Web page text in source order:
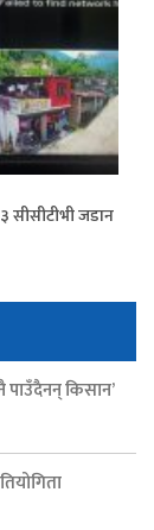
सीसीटीभी जडान
पाउँदैनन् किसान’